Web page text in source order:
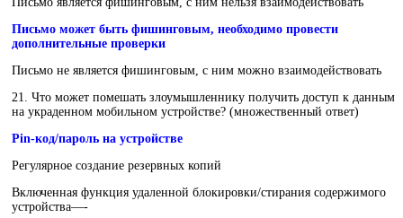
Письмо может быть фишинговым, необходимо провести
дополнительные проверки
Письмо не является фишинговым, с ним можно взаимодействовать
21. Что может помешать злоумышленнику получить доступ к данным
на украденном мобильном устройстве? (множественный ответ)
Pin-код/пароль на устройстве
Регулярное создание резервных копий
Включенная функция удаленной блокировки/стирания содержимого
устройства—-